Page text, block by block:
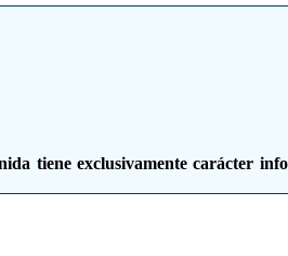
tiene exclusivamente carácter